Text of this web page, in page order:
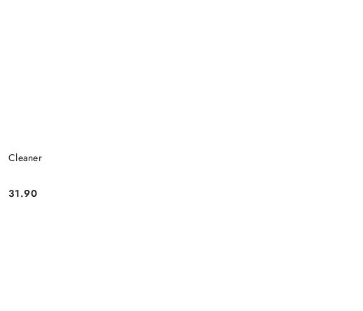
Cleaner
Cena:
31.90